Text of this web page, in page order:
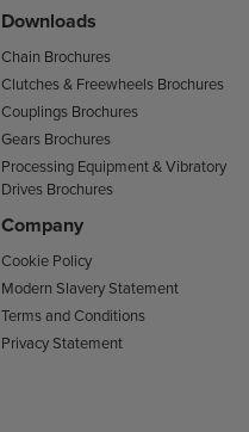
Downloads
Chain Brochures
Clutches & Freewheels Brochures
Couplings Brochures
Gears Brochures
Processing Equipment & Vibratory
Drives Brochures
Company
Cookie Policy
Modern Slavery Statement
Terms and Conditions
Privacy Statement